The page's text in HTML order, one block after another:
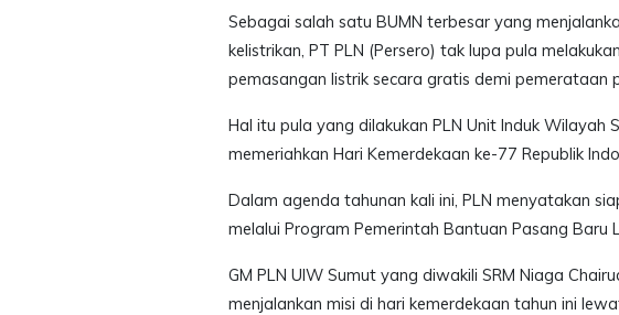
Sebagai salah satu BUMN terbesar yang
kelistrikan, PT PLN (Persero) tak lupa pula
pemasangan listrik secara gratis demi pemerataan
Hal itu pula yang dilakukan PLN Unit Induk Wilayah
memeriahkan Hari Kemerdekaan ke-77 Republik
Dalam agenda tahunan kali ini, PLN menyatakan
melalui Program Pemerintah Bantuan Pasang Baru
GM PLN UIW Sumut yang diwakili SRM Niaga
menjalankan misi di hari kemerdekaan tahun ini